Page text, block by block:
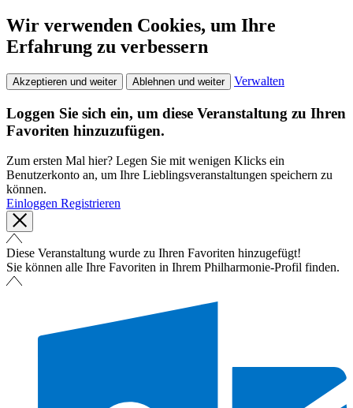
Wir verwenden Cookies, um Ihre
Erfahrung zu verbessern
Akzeptieren und weiter Ablehnen und weiter Verwalten
Loggen Sie sich ein, um diese Veranstaltung zu Ihren
Favoriten hinzuzufügen.
Zum ersten Mal hier? Legen Sie mit wenigen Klicks ein
Benutzerkonto an, um Ihre Lieblingsveranstaltungen speichern zu
können.
Einloggen Registrieren
Diese Veranstaltung wurde zu Ihren Favoriten hinzugefügt!
Sie können alle Ihre Favoriten in Ihrem Philharmonie-Profil finden.